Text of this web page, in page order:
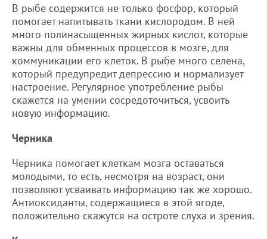
В рыбе содержится не только фосфор, который
помогает напитывать ткани кислородом. В ней
много полинасыщенных жирных кислот, которые
важны для обменных процессов в мозге, для
коммуникации его клеток. В рыбе много селена,
который предупредит депрессию и нормализует
настроение. Регулярное употребление рыбы
скажется на умении сосредоточиться, усвоить
новую информацию.
Черника
Черника помогает клеткам мозга оставаться
молодыми, то есть, несмотря на возраст, они
позволяют усваивать информацию так же хорошо.
Антиоксиданты, содержащиеся в этой ягоде,
положительно скажутся на остроте слуха и зрения.